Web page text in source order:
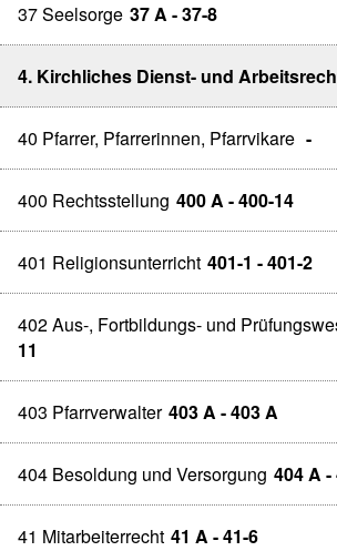
37 Seelsorge 37 A - 37-8
4. Kirchliches Dienst- und
40 Pfarrer, Pfarrerinnen, Pfarrvikare -
400 Rechtsstellung 400 A - 400-14
401 Religionsunterricht 401-1 - 401-2
402 Aus-, Fortbildungs- und
11
403 Pfarrverwalter 403 A - 403 A
404 Besoldung und Versorgung 404 A -
41 Mitarbeiterrecht 41 A - 41-6